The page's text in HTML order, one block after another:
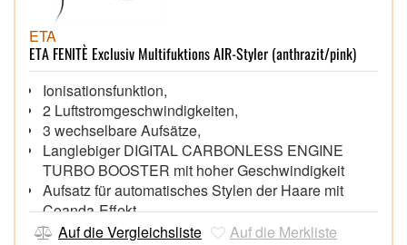
ETA
ETA FENITÈ Exclusiv Multifuktions AIR-Styler (anthrazit/pink)
Ionisationsfunktion,
2 Luftstromgeschwindigkeiten,
3 wechselbare Aufsätze,
Langlebiger DIGITAL CARBONLESS ENGINE
TURBO BOOSTER mit hoher Geschwindigkeit
Aufsatz für automatisches Stylen der Haare mit
Coanda-Effekt,
Praktischer Föhnaufsatz,
Auf die Vergleichsliste Auf die Merkliste